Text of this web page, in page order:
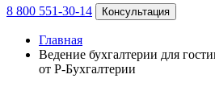
8 800 551-30-14 Консультация
Главная
Ведение бухгалтерии для
от Р-Бухгалтерии